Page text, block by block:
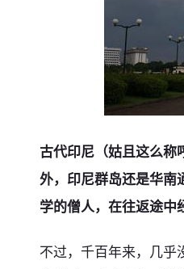
古代印尼（姑且这么称
外，印尼群岛还是华南
学的僧人，在往返途中
不过，千百年来，几乎